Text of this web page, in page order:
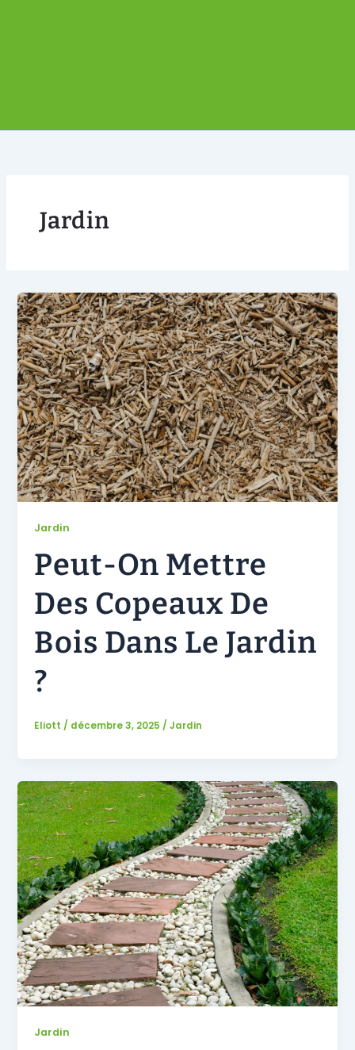
Jardin
Jardin
Peut-On Mettre
Des Copeaux De
Bois Dans Le Jardin
?
Eliott / décembre 3, 2025 / Jardin
Jardin